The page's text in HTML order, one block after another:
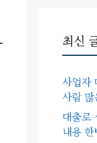
최신
사업자
사람 많
대출로
내용 한